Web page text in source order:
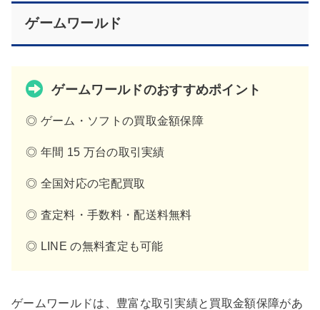
ゲームワールド
ゲームワールドのおすすめポイント
◎ ゲーム・ソフトの買取金額保障
◎ 年間 15 万台の取引実績
◎ 全国対応の宅配買取
◎ 査定料・手数料・配送料無料
◎ LINE の無料査定も可能
ゲームワールドは、豊富な取引実績と買取金額保障があ